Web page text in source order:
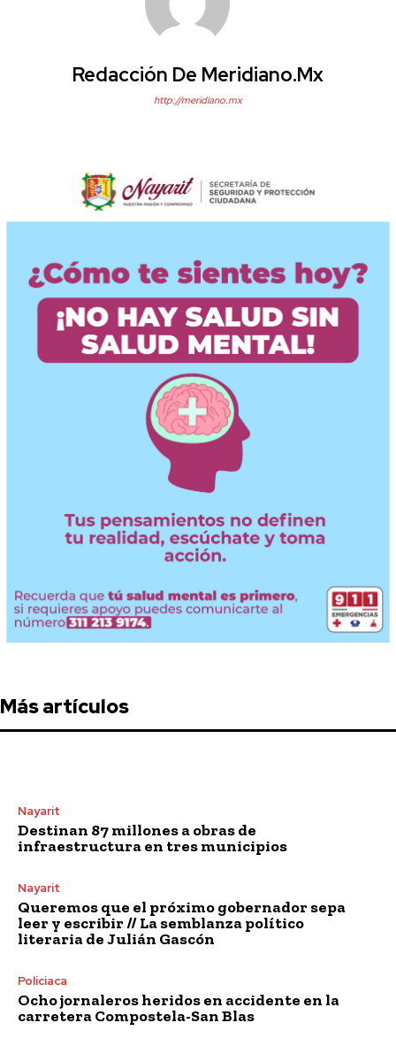
Redacción De Meridiano.mx
http://meridiano.mx
Más artículos
Nayarit
Destinan 87 millones a obras de
infraestructura en tres municipios
Nayarit
Queremos que el próximo gobernador sepa
leer y escribir // La semblanza político
literaria de Julián Gascón
Policiaca
Ocho jornaleros heridos en accidente en la
carretera Compostela-San Blas